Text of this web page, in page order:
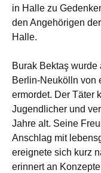
in Halle zu
den Angehörigen
Halle.
Burak Bektaş
Berlin-Neukölln von
ermordet. Der Täter
Jugendlicher und
Jahre alt. Seine
Anschlag mit
ereignete sich kurz
erinnert an